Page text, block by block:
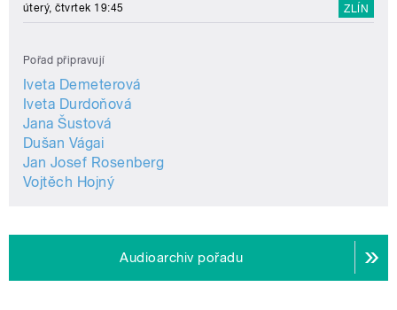
úterý, čtvrtek 19:45 ZLÍN
Pořad připravují
Iveta Demeterová
Iveta Durdoňová
Jana Šustová
Dušan Vágai
Jan Josef Rosenberg
Vojtěch Hojný
Audioarchiv pořadu